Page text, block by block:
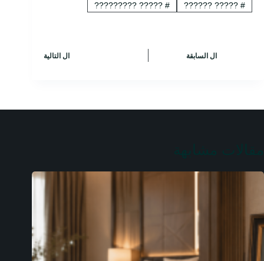
#
????? ??????
#
????? ?????????
ال السابقة ال التالية